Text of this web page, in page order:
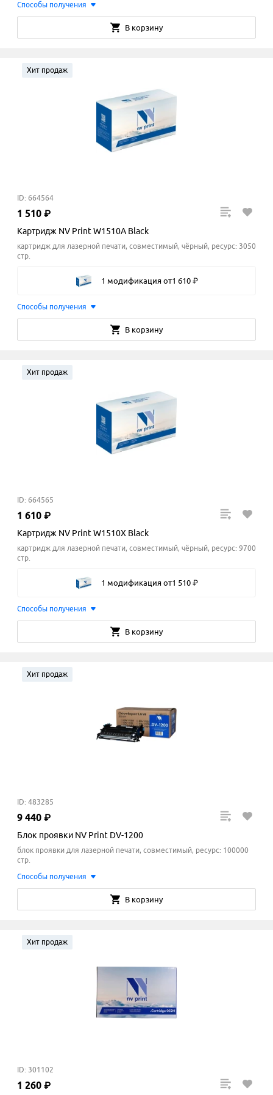
Способы получения
В корзину
Хит продаж
ID: 664564
1 510 ₽
Картридж NV Print W1510A Black
картридж для лазерной печати, совместимый, чёрный, ресурс: 3050
стр.
1 модификация от1 610 ₽
Способы получения
В корзину
Хит продаж
ID: 664565
1 610 ₽
Картридж NV Print W1510X Black
картридж для лазерной печати, совместимый, чёрный, ресурс: 9700
стр.
1 модификация от1 510 ₽
Способы получения
В корзину
Хит продаж
ID: 483285
9 440 ₽
Блок проявки NV Print DV-1200
блок проявки для лазерной печати, совместимый, ресурс: 100000
стр.
Способы получения
В корзину
Хит продаж
ID: 301102
1 260 ₽